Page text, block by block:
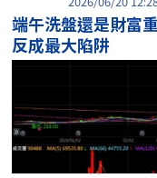
端午洗盤還是財富
反成最大陷阱